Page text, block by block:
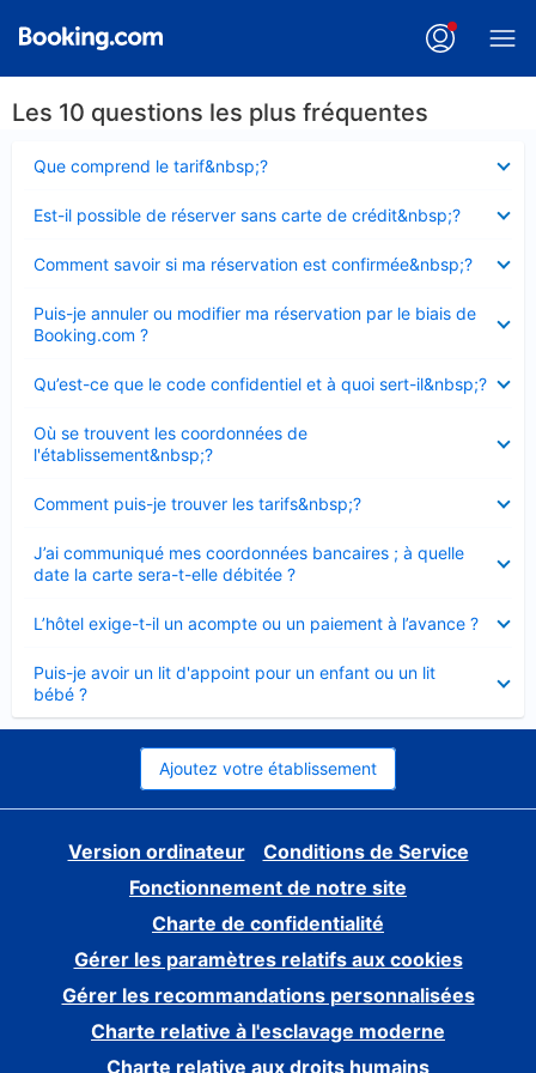
Les 10 questions les plus fréquentes
Que comprend le tarif&nbsp;?
fermé
Est-il possible de réserver sans carte de crédit&nbsp;?
fermé
Comment savoir si ma réservation est confirmée&nbsp;?
fermé
Puis-je annuler ou modifier ma réservation par le biais de
Booking.com ?
fermé
Qu’est-ce que le code confidentiel et à quoi sert-il&nbsp;?
fermé
Où se trouvent les coordonnées de
l'établissement&nbsp;?
fermé
Comment puis-je trouver les tarifs&nbsp;?
fermé
J’ai communiqué mes coordonnées bancaires ; à quelle
date la carte sera-t-elle débitée ?
fermé
L’hôtel exige-t-il un acompte ou un paiement à l’avance ?
fermé
Puis-je avoir un lit d'appoint pour un enfant ou un lit
bébé ?
fermé
Ajoutez votre établissement
Version ordinateur
Conditions de Service
Fonctionnement de notre site
Charte de confidentialité
Gérer les paramètres relatifs aux cookies
Gérer les recommandations personnalisées
Charte relative à l'esclavage moderne
Charte relative aux droits humains